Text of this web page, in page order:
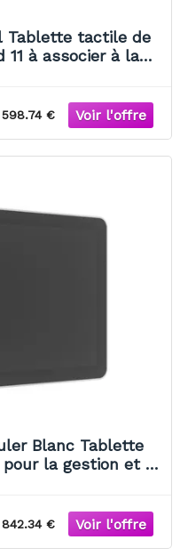
Tablette tactile de
11 à associer à la
598.74 €
Blanc Tablette
la gestion et la
842.34 €